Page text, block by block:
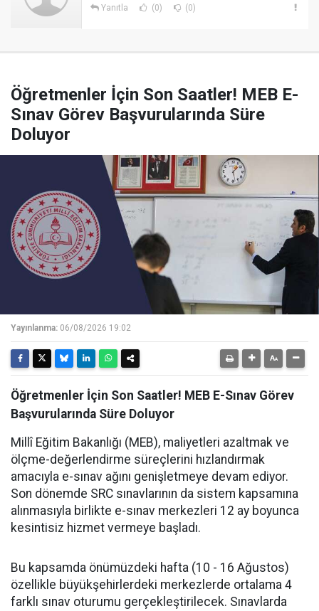
Yanıtla (0) (0)
Öğretmenler İçin Son Saatler! MEB E-
Sınav Görev Başvurularında Süre
Doluyor
Yayınlanma: 06/08/2026 19:02
Öğretmenler İçin Son Saatler! MEB E-Sınav Görev
Başvurularında Süre Doluyor
Millî Eğitim Bakanlığı (MEB), maliyetleri azaltmak ve
ölçme-değerlendirme süreçlerini hızlandırmak
amacıyla e-sınav ağını genişletmeye devam ediyor.
Son dönemde SRC sınavlarının da sistem kapsamına
alınmasıyla birlikte e-sınav merkezleri 12 ay boyunca
kesintisiz hizmet vermeye başladı.
Bu kapsamda önümüzdeki hafta (10 - 16 Ağustos)
özellikle büyükşehirlerdeki merkezlerde ortalama 4
farklı sınav oturumu gerçekleştirilecek. Sınavlarda